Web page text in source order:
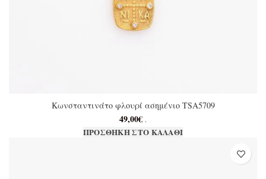
Κωνσταντινάτο φλουρί ασημένιο TSA5709
49,00€ .
ΠΡΟΣΘΉΚΗ ΣΤΟ ΚΑΛΆΘΙ